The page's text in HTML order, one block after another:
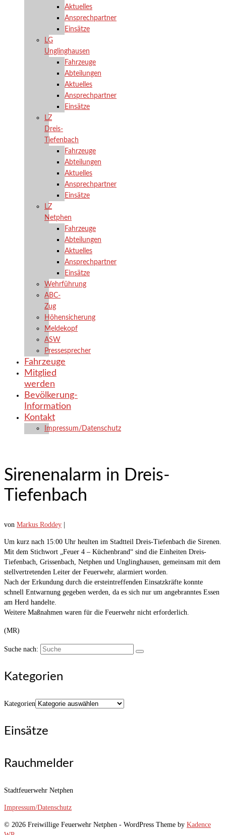
Aktuelles
Ansprechpartner
Einsätze
LG
Unglinghausen
Fahrzeuge
Abteilungen
Aktuelles
Ansprechpartner
Einsätze
LZ
Dreis-
Tiefenbach
Fahrzeuge
Abteilungen
Aktuelles
Ansprechpartner
Einsätze
LZ
Netphen
Fahrzeuge
Abteilungen
Aktuelles
Ansprechpartner
Einsätze
Wehrführung
ABC-
Zug
Höhensicherung
Meldekopf
ASW
Pressesprecher
Fahrzeuge
Mitglied
werden
Bevölkerung-
Information
Kontakt
Impressum/Datenschutz
Sirenenalarm in Dreis-
Tiefenbach
von Markus Roddey
Um kurz nach 15:00 Uhr heulten im Stadtteil Dreis-Tiefenbach die Sirenen.
Mit dem Stichwort „Feuer 4 – Küchenbrand“ sind die Einheiten Dreis-
Tiefenbach, Grissenbach, Netphen und Unglinghausen, gemeinsam mit dem
stellvertretenden Leiter der Feuerwehr, alarmiert worden.
Nach der Erkundung durch die ersteintreffenden Einsatzkräfte konnte
schnell Entwarnung gegeben werden, da es sich nur um angebranntes Essen
am Herd handelte.
Weitere Maßnahmen waren für die Feuerwehr nicht erforderlich.
(MR)
Suche nach:
Kategorien
Kategorien
Einsätze
Rauchmelder
Stadtfeuerwehr Netphen
Impressum/Datenschutz
© 2026 Freiwillige Feuerwehr Netphen - WordPress Theme by Kadence